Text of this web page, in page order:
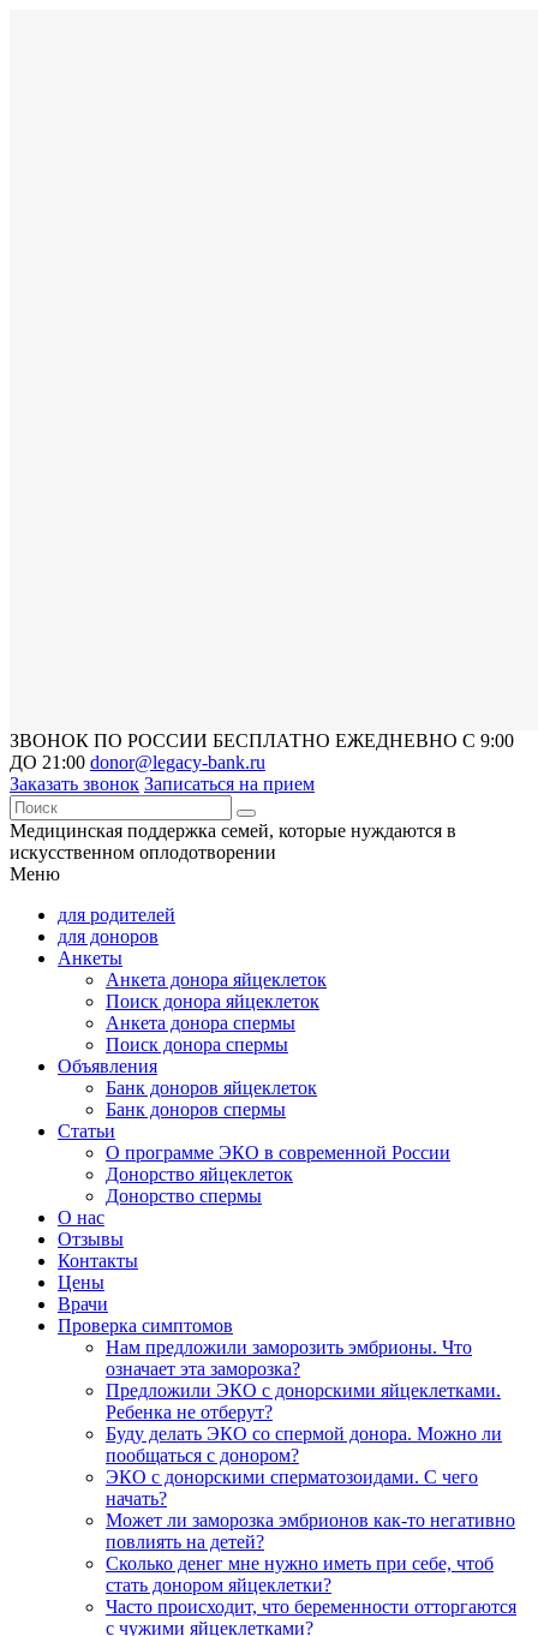
ЗВОНОК ПО РОССИИ БЕСПЛАТНО ЕЖЕДНЕВНО С 9:00
ДО 21:00 donor@legacy-bank.ru
Заказать звонок Записаться на прием
Медицинская поддержка семей, которые нуждаются в
искусственном оплодотворении
Меню
для родителей
для доноров
Анкеты
Анкета донора яйцеклеток
Поиск донора яйцеклеток
Анкета донора спермы
Поиск донора спермы
Объявления
Банк доноров яйцеклеток
Банк доноров спермы
Статьи
О программе ЭКО в современной России
Донорство яйцеклеток
Донорство спермы
О нас
Отзывы
Контакты
Цены
Врачи
Проверка симптомов
Нам предложили заморозить эмбрионы. Что
означает эта заморозка?
Предложили ЭКО с донорскими яйцеклетками.
Ребенка не отберут?
Буду делать ЭКО со спермой донора. Можно ли
пообщаться с донором?
ЭКО с донорскими сперматозоидами. С чего
начать?
Может ли заморозка эмбрионов как-то негативно
повлиять на детей?
Сколько денег мне нужно иметь при себе, чтоб
стать донором яйцеклетки?
Часто происходит, что беременности отторгаются
с чужими яйцеклетками?